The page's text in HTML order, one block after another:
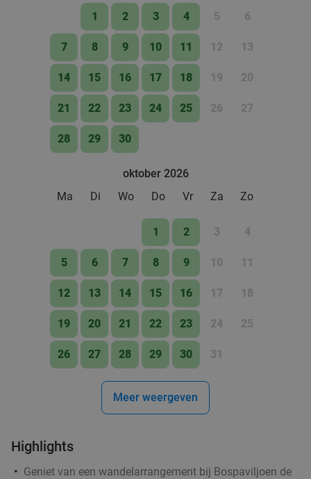
1 2 3 4 5 6
7 8 9 10 11 12 13
14 15 16 17 18 19 20
21 22 23 24 25 26 27
28 29 30
oktober 2026
Ma
Di Wo Do Vr Za Zo
1 2 3 4
5 6 7 8 9 10 11
12 13 14 15 16 17 18
19 20 21 22 23 24 25
26 27 28 29 30 31
Meer weergeven
Highlights
Geniet van een wandelarrangement bij Bospaviljoen de